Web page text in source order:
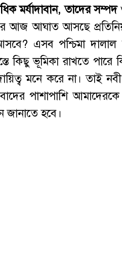
মর্যাদাবান, তাদের
আজ আঘাত আসছে
এসব পশ্চিমা দালাল
ভূমিকা রাখতে পারে
দায়িত্ব মনে করে না। তাই
পাশাপাশি আমাদেরকে
জানাতে হবে।